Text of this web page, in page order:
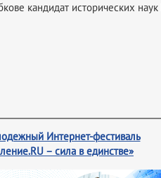
кандидат исторических наук
Интернет-фестиваль
– сила в единстве»